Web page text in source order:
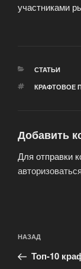
участниками
РУБРИКИ
СТАТЬИ
МЕТКИ
КРАФТОВОЕ
Добавить
Для отправки
авторизоваться
по
записям
Предыдущая
запись:
НАЗАД
Топ-10